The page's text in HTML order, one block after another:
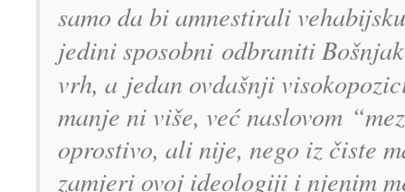
samo da bi amnestirali
jedini sposobni odbraniti
vrh, a jedan ovdašnji
manje ni više, već naslovom
oprostivo, ali nije, nego iz čiste
zamjeri ovoj ideologiji i njenim